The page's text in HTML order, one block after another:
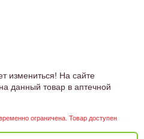
измениться! На сайте
данный товар в аптечной
ограничена. Товар доступен